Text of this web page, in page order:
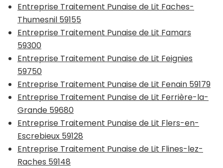
Entreprise Traitement Punaise de Lit Faches-
Thumesnil 59155
Entreprise Traitement Punaise de Lit Famars
59300
Entreprise Traitement Punaise de Lit Feignies
59750
Entreprise Traitement Punaise de Lit Fenain 59179
Entreprise Traitement Punaise de Lit Ferrière-la-
Grande 59680
Entreprise Traitement Punaise de Lit Flers-en-
Escrebieux 59128
Entreprise Traitement Punaise de Lit Flines-lez-
Raches 59148